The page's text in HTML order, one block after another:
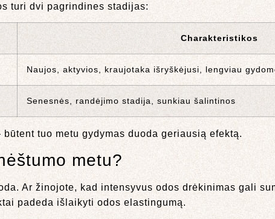
turi dvi pagrindines stadijas:
Charakteristikos
Naujos, aktyvios, kraujotaka išryškėjusi, lengviau
Senesnės, randėjimo stadija, sunkiau šalintinos
tuo metu gydymas duoda geriausią efektą.
metu?
Ar žinojote, kad intensyvus odos drėkinimas gali
padeda išlaikyti odos elastingumą.